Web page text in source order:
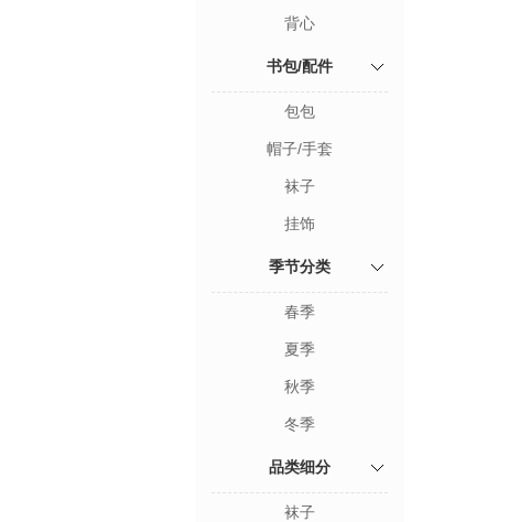
背心
书包/配件
包包
帽子/手套
袜子
挂饰
季节分类
春季
夏季
秋季
冬季
品类细分
袜子